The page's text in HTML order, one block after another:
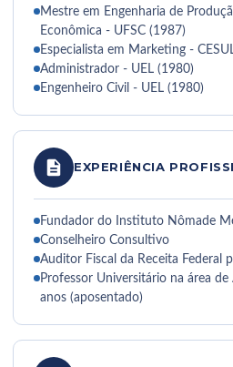
Mestre em Engenharia de
Econômica - UFSC (1987)
Especialista em Marketing -
Administrador - UEL (1980)
Engenheiro Civil - UEL (1980)
EXPERIÊNCIA
Fundador do Instituto Nômade
Conselheiro Consultivo
Auditor Fiscal da Receita Federal
Professor Universitário na área
anos (aposentado)